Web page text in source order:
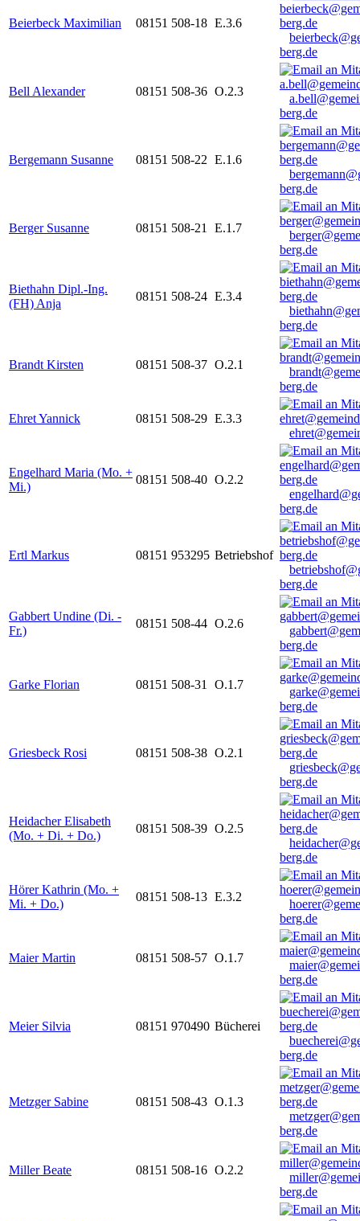
Beierbeck Maximilian 08151 508-18 E.3.6
berg.de
Bell Alexander 08151 508-36 O.2.3
berg.de
Bergemann Susanne 08151 508-22 E.1.6
berg.de
Berger Susanne 08151 508-21 E.1.7
berg.de
Biethahn Dipl.-Ing.
(FH) Anja
08151 508-24 E.3.4
berg.de
Brandt Kirsten 08151 508-37 O.2.1
berg.de
Ehret Yannick 08151 508-29 E.3.3
Engelhard Maria (Mo. +
Mi.)
08151 508-40 O.2.2
berg.de
Ertl Markus 08151 953295 Betriebshof
berg.de
Gabbert Undine (Di. -
Fr.)
08151 508-44 O.2.6
berg.de
Garke Florian 08151 508-31 O.1.7
berg.de
Griesbeck Rosi 08151 508-38 O.2.1
berg.de
Heidacher Elisabeth
(Mo. + Di. + Do.)
08151 508-39 O.2.5
berg.de
Hörer Kathrin (Mo. +
Mi. + Do.)
08151 508-13 E.3.2
berg.de
Maier Martin 08151 508-57 O.1.7
berg.de
Meier Silvia 08151 970490 Bücherei
berg.de
Metzger Sabine 08151 508-43 O.1.3
berg.de
Miller Beate 08151 508-16 O.2.2
berg.de